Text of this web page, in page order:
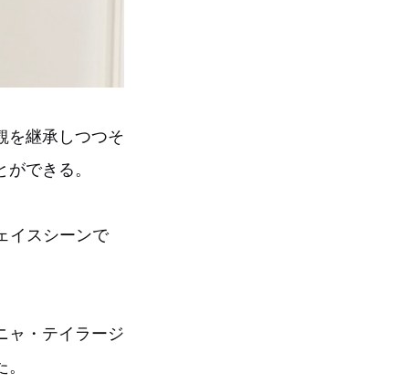
を継承しつつそ
ができる。
イスシーンで
ャ・テイラージ